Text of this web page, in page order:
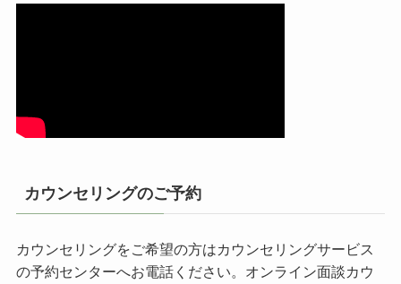
カウンセリングのご予約
カウンセリングをご希望の方はカウンセリングサービス
の予約センターへお電話ください。オンライン面談カウ